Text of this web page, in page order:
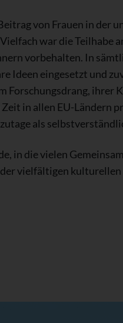
von Frauen in der
war die Teilhabe
vorbehalten. In
Ideen eingesetzt und
Forschungsdrang,
in allen EU-Ländern
als
in die vielen
vielfältigen